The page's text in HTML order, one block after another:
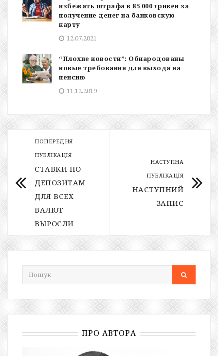
избежать штрафа в 85 000 гривен за
получение денег на банковскую
карту
12.07.2021
“Плохие новости”: Обнародованы
новые требования для выхода на
пенсию
11.12.2019
ПОПЕРЕДНЯ
ПУБЛІКАЦІЯ
СТАВКИ ПО
ДЕПОЗИТАМ
ДЛЯ ВСЕХ
ВАЛЮТ
ВЫРОСЛИ
НАСТУПНА
ПУБЛІКАЦІЯ
НАСТУПНИЙ
ЗАПИС
ПРО АВТОРА